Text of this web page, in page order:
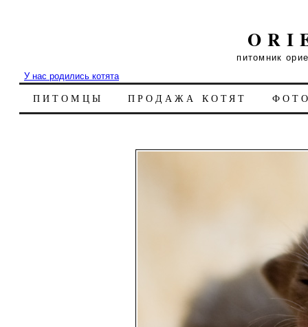
питомник
У нас родились котята
ПИТОМЦЫ ПРОДАЖА КОТЯТ